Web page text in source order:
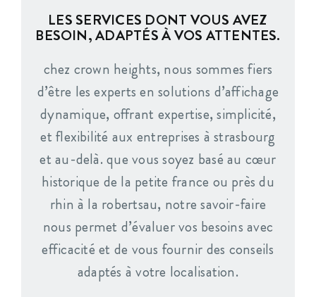
LES SERVICES DONT VOUS AVEZ
BESOIN, ADAPTÉS À VOS ATTENTES.
chez crown heights, nous sommes fiers
d’être les experts en solutions d’affichage
dynamique, offrant expertise, simplicité,
et flexibilité aux entreprises à strasbourg
et au-delà. que vous soyez basé au cœur
historique de la petite france ou près du
rhin à la robertsau, notre savoir-faire
nous permet d’évaluer vos besoins avec
efficacité et de vous fournir des conseils
adaptés à votre localisation.